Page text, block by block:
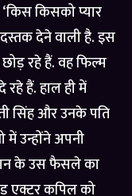
किसको प्यार
देने वाली है. इस
रहे हैं. वह फिल्म
हैं. हाल ही में
सिंह और उनके पति
में उन्होंने अपनी
के उस फैसले का
एक्टर कपिल को